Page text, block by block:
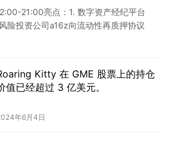
21:00亮点：1. 数字资产经纪平台
险投资公司a16z向流动性再质押协议
Kitty 在 GME 股票上的持仓
值已经超过 3 亿美元。
年6月4日